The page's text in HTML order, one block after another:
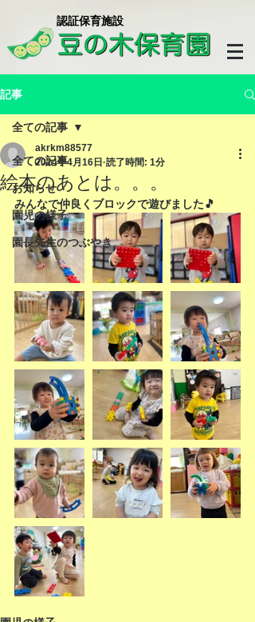
​認証保育施設
記事
全ての記事
お知らせ
園児の様子
園長先生のつぶやき
全ての記事
絵本のあとは。。。
akrkm88577
2024年4月16日 読了時間: 1分
みんなで仲良くブロックで遊びました🎵